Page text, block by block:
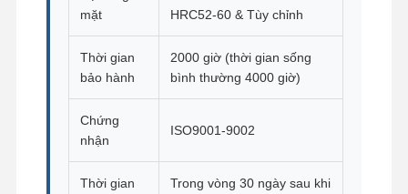
Vòng bi xoay
mặt
HRC52-60 & Tùy chỉnh
Thời gian
bảo hành
2000 giờ (thời gian sống
bình thường 4000 giờ)
Chứng
nhận
ISO9001-9002
Thời gian
Trong vòng 30 ngày sau khi